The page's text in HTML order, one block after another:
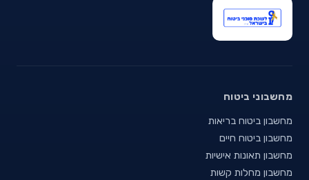
מחשבוני ביטוח
מחשבון ביטוח בריאות
מחשבון ביטוח חיים
מחשבון תאונות אישיות
מחשבון מחלות קשות